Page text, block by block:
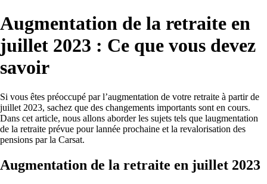
Augmentation de la retraite en
juillet 2023 : Ce que vous devez
savoir
Si vous êtes préoccupé par l’augmentation de votre retraite à partir de
juillet 2023, sachez que des changements importants sont en cours.
Dans cet article, nous allons aborder les sujets tels que laugmentation
de la retraite prévue pour lannée prochaine et la revalorisation des
pensions par la Carsat.
Augmentation de la retraite en juillet 2023